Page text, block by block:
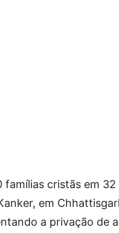
famílias cristãs em
em
a privação de